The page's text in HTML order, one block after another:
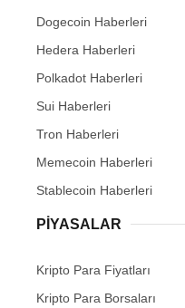
Dogecoin Haberleri
Hedera Haberleri
Polkadot Haberleri
Sui Haberleri
Tron Haberleri
Memecoin Haberleri
Stablecoin Haberleri
PIYASALAR
Kripto Para Fiyatları
Kripto Para Borsaları